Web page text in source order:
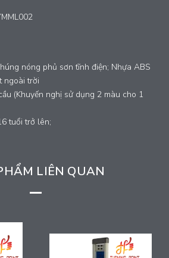
nóng phủ sơn tĩnh điện; Nhựa ABS
ngoài trời
(Khuyến nghị sử dụng 2 màu cho 1
tuổi trở lên;
LIÊN QUAN